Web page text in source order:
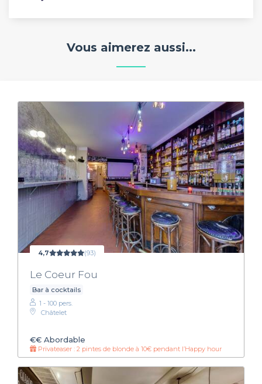
Vous aimerez aussi...
4,7 (93)
Le Coeur Fou
Bar à cocktails
1 - 100 pers.
Châtelet
€€ Abordable
Privateaser : 2 pintes de blonde à 10€ pendant l’Happy hour